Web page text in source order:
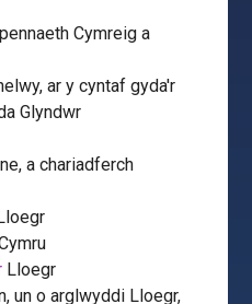
Cymreig a
ar y cyntaf gyda'r
Glyndwr
a chariadferch
Lloegr
un o arglwyddi Lloegr,